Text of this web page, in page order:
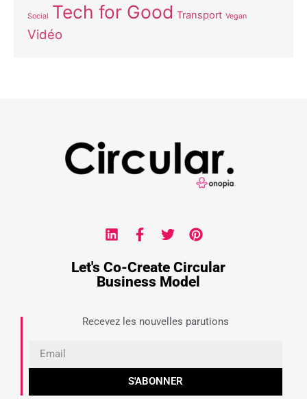
Social Tech for Good Transport Vegan
Vidéo
Let's Co-Create Circular
Business Model
Recevez les nouvelles parutions
S'ABONNER